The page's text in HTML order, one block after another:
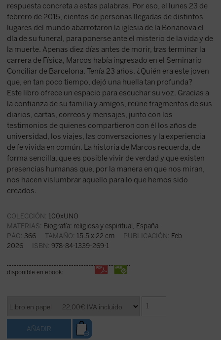
respuesta concreta a estas palabras. Por eso, el lunes 23 de
febrero de 2015, cientos de personas llegadas de distintos
lugares del mundo abarrotaron la iglesia de la Bonanova el
día de su funeral, para ponerse ante el misterio de la vida y de
la muerte. Apenas diez días antes de morir, tras terminar la
carrera de Física, Marcos había ingresado en el Seminario
Conciliar de Barcelona. Tenía 23 años. ¿Quién era este joven
que, en tan poco tiempo, dejó una huella tan profunda?
Este libro ofrece un espacio para escuchar su voz. Gracias a
la confianza de su familia y amigos, reúne fragmentos de sus
diarios, cartas, correos y mensajes, junto con los
testimonios de quienes compartieron con él los años de
universidad, los viajes, las conversaciones y la experiencia
de fe vivida en común. La historia de Marcos recuerda, de
forma sencilla, que es posible vivir de verdad y que existen
presencias humanas que, por la manera en que nos miran,
nos hacen vislumbrar aquello para lo que hemos sido
creados.
COLECCIÓN: 100xUNO
MATERIAS: Biografía: religiosa y espiritual España
PÁG: 366 TAMAÑO: 15.5 x 22 cm PUBLICACIÓN: Feb
2026 ISBN: 978-84-1339-269-1
disponible en ebook: